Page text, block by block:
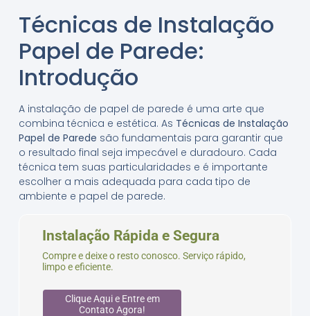
Técnicas de Instalação
Papel de Parede:
Introdução
A instalação de papel de parede é uma arte que
combina técnica e estética. As Técnicas de Instalação
Papel de Parede são fundamentais para garantir que
o resultado final seja impecável e duradouro. Cada
técnica tem suas particularidades e é importante
escolher a mais adequada para cada tipo de
ambiente e papel de parede.
Instalação Rápida e Segura
Compre e deixe o resto conosco. Serviço rápido,
limpo e eficiente.
Clique Aqui e Entre em
Contato Agora!